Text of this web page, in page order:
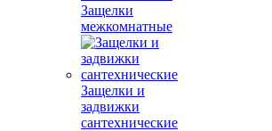
Защелки
межкомнатные
Защелки и
задвижки
сантехнические